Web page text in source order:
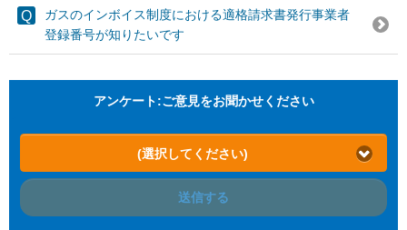
ガスのインボイス制度における適格請求書発行事業者
登録番号が知りたいです
アンケート:ご意見をお聞かせください
(選択してください)
送信する